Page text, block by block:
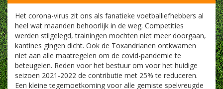
Het corona-virus zit ons als fanatieke voetballiefhebbers al
heel wat maanden behoorlijk in de weg. Competities
werden stilgelegd, trainingen mochten niet meer doorgaan,
kantines gingen dicht. Ook de Toxandrianen ontkwamen
niet aan alle maatregelen om de covid-pandemie te
beteugelen. Reden voor het bestuur om voor het huidige
seizoen 2021-2022 de contributie met 25% te reduceren.
Een kleine tegemoetkoming voor alle gemiste spelvreugde